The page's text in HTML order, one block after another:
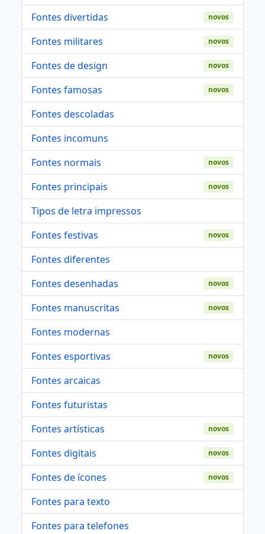
Fontes divertidas
novos
Fontes militares novos
Fontes de design novos
Fontes famosas novos
Fontes descoladas
Fontes incomuns
Fontes normais
novos
Fontes principais novos
Tipos de letra impressos
Fontes festivas
novos
Fontes diferentes
Fontes desenhadas
novos
Fontes manuscritas novos
Fontes modernas
Fontes esportivas
novos
Fontes arcaicas
Fontes futuristas
Fontes artísticas
novos
Fontes digitais novos
Fontes de ícones novos
Fontes para texto
Fontes para telefones